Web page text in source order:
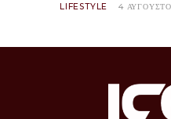
LIFESTYLE 4